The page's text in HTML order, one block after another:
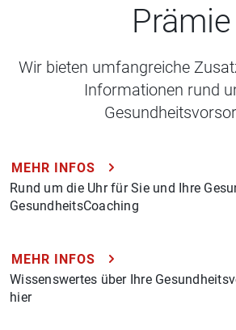
Prämie
Wir bieten umfangreiche
Informationen rund
MEHR INFOS
Rund um die Uhr für Sie und Ihre
GesundheitsCoaching
MEHR INFOS
Wissenswertes über Ihre
hier